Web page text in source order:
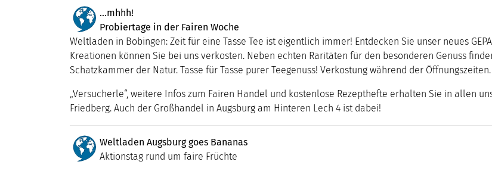
…mhhh!
Probiertage in der Fairen Woche
Weltladen in Bobingen: Zeit für eine Tasse Tee ist eigentlich immer! Entdecken Sie unser neues
Kreationen können Sie bei uns verkosten. Neben echten Raritäten für den besonderen Genuss
Schatzkammer der Natur. Tasse für Tasse purer Teegenuss! Verkostung während der
„Versucherle“, weitere Infos zum Fairen Handel und kostenlose Rezepthefte erhalten Sie in allen
Friedberg. Auch der Großhandel in Augsburg am Hinteren Lech 4 ist dabei!
Weltladen Augsburg goes Bananas
Aktionstag rund um faire Früchte